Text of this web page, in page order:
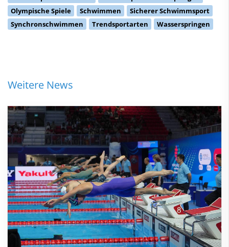
Olympische Spiele
Schwimmen
Sicherer Schwimmsport
Synchronschwimmen
Trendsportarten Wasserspringen
Weitere News